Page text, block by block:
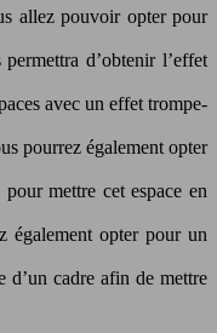
allez pouvoir opter pour
d’obtenir l’effet
avec un effet trompe-
pourrez également opter
mettre cet espace en
également opter pour un
d’un cadre afin de mettre